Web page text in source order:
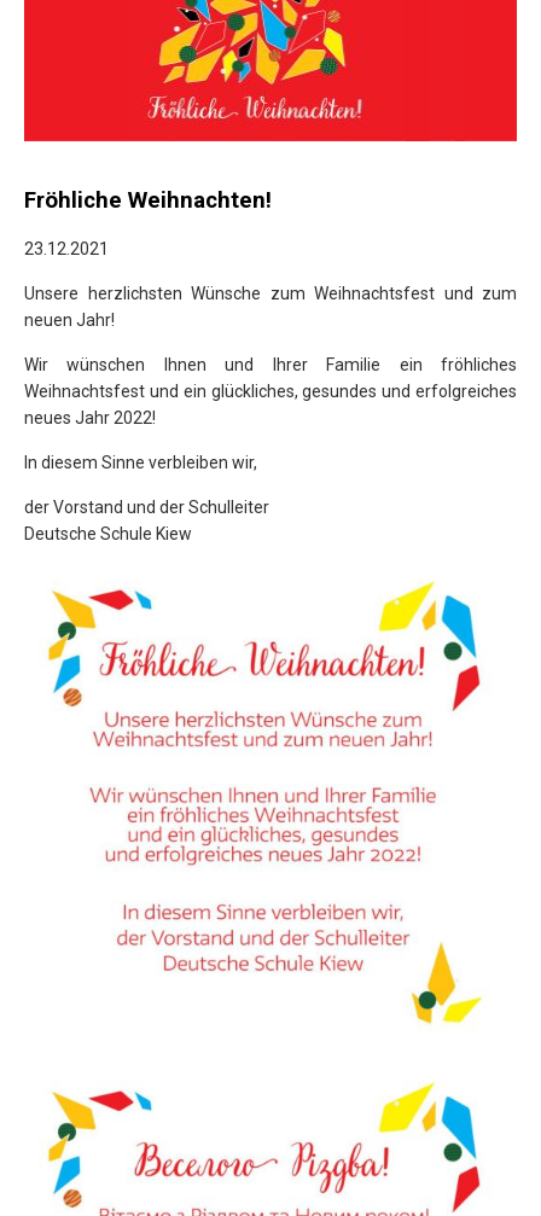
Fröhliche Weihnachten!
23.12.2021
Unsere herzlichsten Wünsche zum Weihnachtsfest und zum
neuen Jahr!
Wir wünschen Ihnen und Ihrer Familie ein fröhliches
Weihnachtsfest und ein glückliches, gesundes und erfolgreiches
neues Jahr 2022!
In diesem Sinne verbleiben wir,
der Vorstand und der Schulleiter
Deutsche Schule Kiew